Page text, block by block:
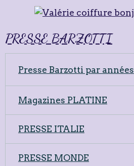
PRESSE BARZOTTI
Presse Barzotti par années
Magazines PLATINE
PRESSE ITALIE
PRESSE MONDE